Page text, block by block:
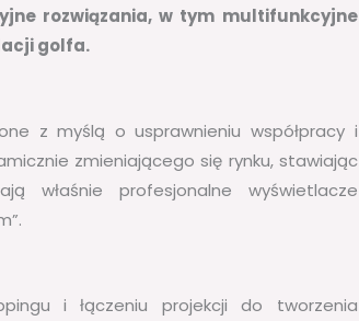
rozwiązania, w tym multifunkcyjne
golfa.
z myślą o usprawnieniu współpracy i
zmieniającego się rynku, stawiając
właśnie profesjonalne wyświetlacze
i łączeniu projekcji do tworzenia